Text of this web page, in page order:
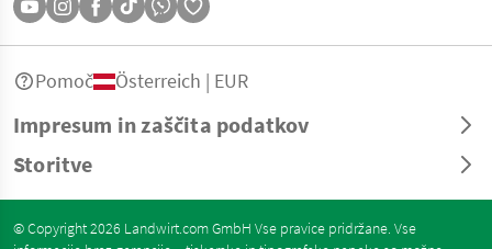
Impresum in zaščita podatkov
Storitve
Pomoč Österreich | EUR
© Copyright 2026 Landwirt.com GmbH Vse pravice pridržane. Vse